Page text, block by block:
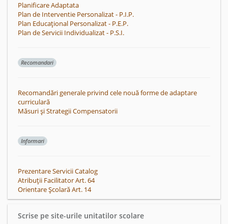
Planificare Adaptata
Plan de Interventie Personalizat - P.I.P.
Plan Educațional Personalizat - P.E.P.
Plan de Servicii Individualizat - P.S.I.
Recomandari
Recomandări generale privind cele nouă forme de adaptare
curriculară
Măsuri și Strategii Compensatorii
Informari
Prezentare Servicii Catalog
Atribuții Facilitator Art. 64
Orientare Școlară Art. 14
Scrise pe site-urile unitatilor scolare